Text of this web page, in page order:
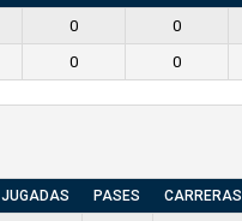
0 0
0 0
JUGADAS PASES CARRERAS